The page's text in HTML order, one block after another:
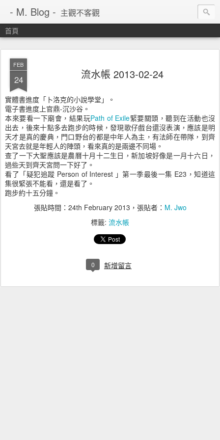
- M. Blog - 主觀不客觀
首頁
FEB
24 流水帳 2013-02-24
實體書進度「卜洛克的小說學堂」。
電子書進度上官鼎-沉沙谷。
本來要看一下廟會，結果玩Path of Exile緊要關頭，聽到在活動也沒
出去，後來十點多去跑步的時候，發現歌仔戲台還沒表演，應該是明
天才是真的慶典，門口野台的都是中年人為主，有法師在帶隊，到齊
天宮去就是年輕人的陣頭，看來真的是兩邊不同場。
查了一下大聖應該是農曆十月十二生日，新加坡好像是一月十六日，
過些天到齊天宮問一下好了。
看了「疑犯追蹤 Person of Interest 」第一季最後一集 E23，知道這
集很緊張不能看，還是看了。
跑步約十五分鐘。
張貼時間： 24th February 2013 ，張貼者： M. Jwo
標籤: 流水帳
0 新增留言